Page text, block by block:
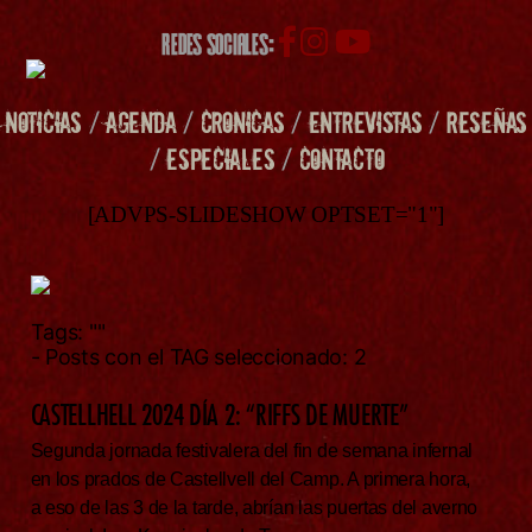
REDES SOCIALES:
NOTICIAS /AGENDA/ CRONICAS/ENTREVISTAS/RESEÑAS
/ESPECIALES/ CONTACTO
[ADVPS-SLIDESHOW OPTSET="1"]
Tags: ""
- Posts con el TAG seleccionado: 2
CASTELLHELL 2024 DÍA 2: “RIFFS DE MUERTE”
Segunda jornada festivalera del fin de semana infernal
en los prados de Castellvell del Camp. A primera hora,
a eso de las 3 de la tarde, abrían las puertas del averno